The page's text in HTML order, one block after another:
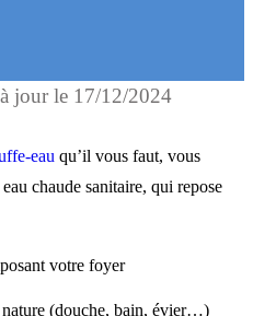
d'un chauffe-
jour le 17/12/2024
eau qu’il vous faut, vous
chaude sanitaire, qui repose
votre foyer
nature (douche, bain, évier…)